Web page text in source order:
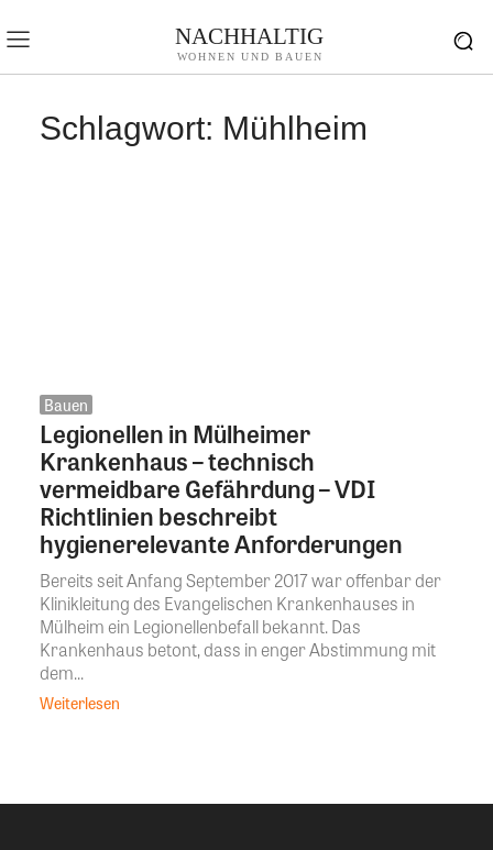
NACHHALTIG
WOHNEN UND BAUEN
Schlagwort: Mühlheim
Bauen
Legionellen in Mülheimer
Krankenhaus – technisch
vermeidbare Gefährdung – VDI
Richtlinien beschreibt
hygienerelevante Anforderungen
Bereits seit Anfang September 2017 war offenbar der
Klinikleitung des Evangelischen Krankenhauses in
Mülheim ein Legionellenbefall bekannt. Das
Krankenhaus betont, dass in enger Abstimmung mit
dem...
Weiterlesen